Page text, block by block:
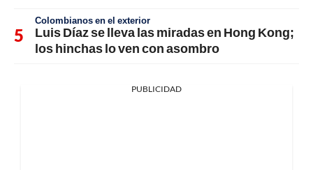
Colombianos en el exterior
Luis Díaz se lleva las miradas en Hong Kong;
los hinchas lo ven con asombro
PUBLICIDAD